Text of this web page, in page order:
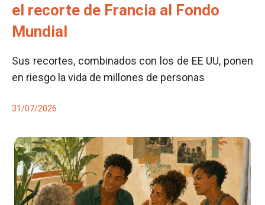
el recorte de Francia al Fondo
Mundial
Sus recortes, combinados con los de EE UU, ponen
en riesgo la vida de millones de personas
31/07/2026